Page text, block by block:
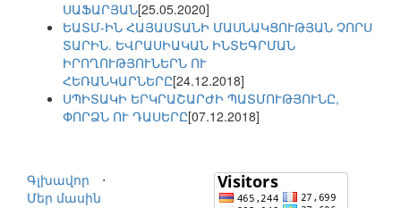
ՍԱՖԱՐՅԱՆ[25.05.2020]
ԵԱՏՄ-ԻՆ ՀԱՅԱՍՏԱՆԻ ՄԱՍՆԱԿՑՈՒԹՅԱՆ ՉՈՐՍ
ՏԱՐԻՆ. ԵՎՐԱՍԻԱԿԱՆ ԻՆՏԵԳՐՄԱՆ
ԻՐՈՂՈՒԹՅՈՒՆԵՐՆ ՈՒ
ՀԵՌԱՆԿԱՐՆԵՐԸ[24.12.2018]
ՍՊԻՏԱԿԻ ԵՐԿՐԱՇԱՐԺԻ ՊԱՏՄՈՒԹՅՈՒՆԸ,
ՓՈՐՁՆ ՈՒ ԴԱՍԵՐԸ[07.12.2018]
Գլխավոր
⋅
Մեր մասին